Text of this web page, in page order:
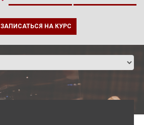
ЗАПИСАТЬСЯ НА КУРС